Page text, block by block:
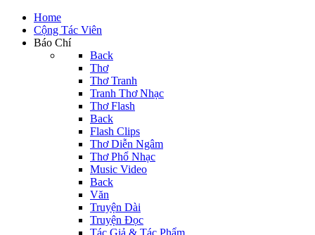
Home
Cộng Tác Viên
Báo Chí
Back
Thơ
Thơ Tranh
Tranh Thơ Nhạc
Thơ Flash
Back
Flash Clips
Thơ Diễn Ngâm
Thơ Phổ Nhạc
Music Video
Back
Văn
Truyện Dài
Truyện Đọc
Tác Giả & Tác Phẩm